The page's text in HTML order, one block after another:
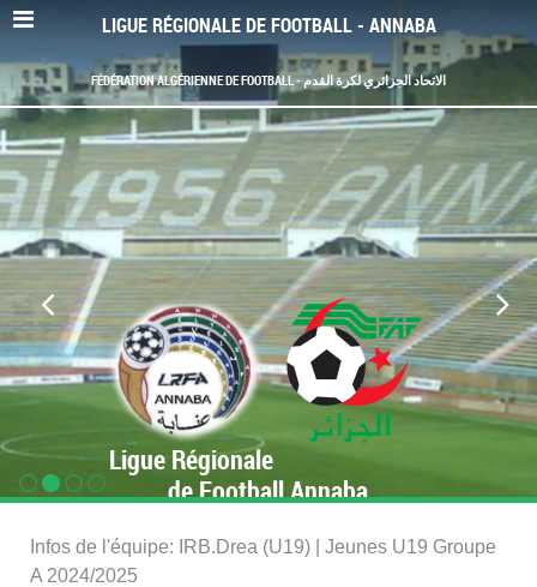
LIGUE RÉGIONALE DE FOOTBALL - ANNABA
FÉDÉRATION ALGÉRIENNE DE FOOTBALL - الاتحاد الجزائري لكرة القدم
Ligue Régionale
de Football Annaba
Infos de l'équipe: IRB.Drea (U19) | Jeunes U19 Groupe
A 2024/2025